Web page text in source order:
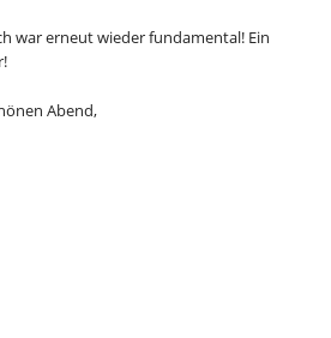
war erneut wieder fundamental! Ein
Abend,